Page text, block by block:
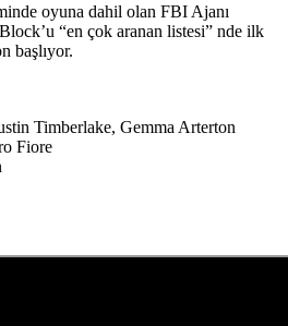
oyuna dahil olan FBI Ajanı
“en çok aranan listesi” nde ilk
başlıyor.
Timberlake, Gemma Arterton
Fiore